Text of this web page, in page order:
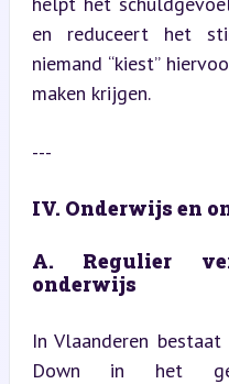
en reduceert het
niemand “kiest”
maken krijgen.
---
IV. Onderwijs en
A. Regulier
onderwijs
In Vlaanderen
Down in het